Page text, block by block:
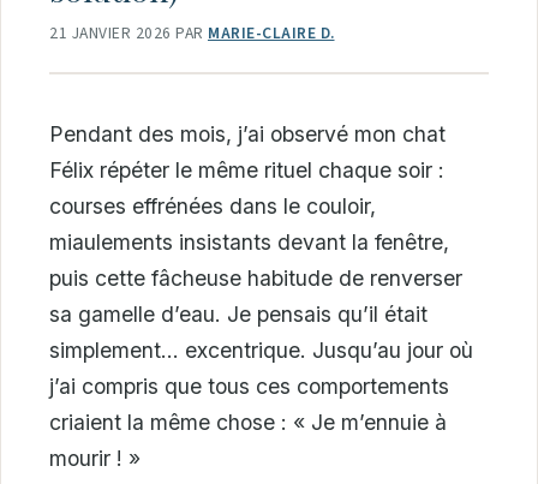
21 JANVIER 2026 PAR MARIE-CLAIRE D.
Pendant des mois, j’ai observé mon chat
Félix répéter le même rituel chaque soir :
courses effrénées dans le couloir,
miaulements insistants devant la fenêtre,
puis cette fâcheuse habitude de renverser
sa gamelle d’eau. Je pensais qu’il était
simplement… excentrique. Jusqu’au jour où
j’ai compris que tous ces comportements
criaient la même chose : « Je m’ennuie à
mourir ! »